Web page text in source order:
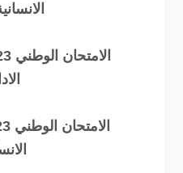
الانسانية
الامتحان الوطني 2023 العربية مسلك
الامتحان الوطني 2023 العربية العلوم